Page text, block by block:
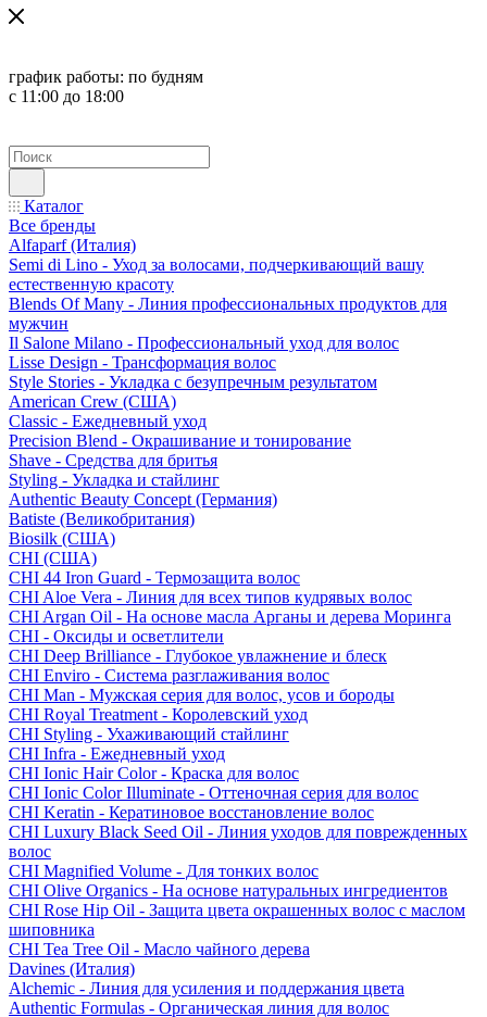
график работы: по будням
с 11:00 до 18:00
Каталог
Все бренды
Alfaparf (Италия)
Semi di Lino - Уход за волосами, подчеркивающий вашу
естественную красоту
Blends Of Many - Линия профессиональных продуктов для
мужчин
Il Salone Milano - Профессиональный уход для волос
Lisse Design - Трансформация волос
Style Stories - Укладка с безупречным результатом
American Crew (США)
Classic - Ежедневный уход
Precision Blend - Окрашивание и тонирование
Shave - Средства для бритья
Styling - Укладка и стайлинг
Authentic Beauty Concept (Германия)
Batiste (Великобритания)
Biosilk (США)
CHI (США)
CHI 44 Iron Guard - Термозащита волос
CHI Aloe Vera - Линия для всех типов кудрявых волос
CHI Argan Oil - На основе масла Арганы и дерева Моринга
CHI - Оксиды и осветлители
CHI Deep Brilliance - Глубокое увлажнение и блеск
CHI Enviro - Система разглаживания волос
CHI Man - Мужская серия для волос, усов и бороды
CHI Royal Treatment - Королевский уход
CHI Styling - Ухаживающий стайлинг
CHI Infra - Ежедневный уход
CHI Ionic Hair Color - Краска для волос
CHI Ionic Color Illuminate - Оттеночная серия для волос
CHI Keratin - Кератиновое восстановление волос
CHI Luxury Black Seed Oil - Линия уходов для поврежденных
волос
CHI Magnified Volume - Для тонких волос
CHI Olive Organics - На основе натуральных ингредиентов
CHI Rose Hip Oil - Защита цвета окрашенных волос с маслом
шиповника
CHI Tea Tree Oil - Масло чайного дерева
Davines (Италия)
Alchemic - Линия для усиления и поддержания цвета
Authentic Formulas - Органическая линия для волос